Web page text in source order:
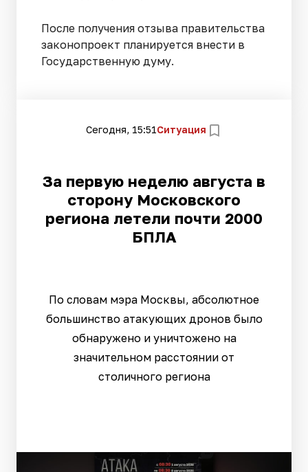
После получения отзыва правительства
законопроект планируется внести в
Государственную думу.
Сегодня, 15:51Ситуация
За первую неделю августа в
сторону Московского
региона летели почти 2000
БПЛА
По словам мэра Москвы, абсолютное
большинство атакующих дронов было
обнаружено и уничтожено на
значительном расстоянии от
столичного региона